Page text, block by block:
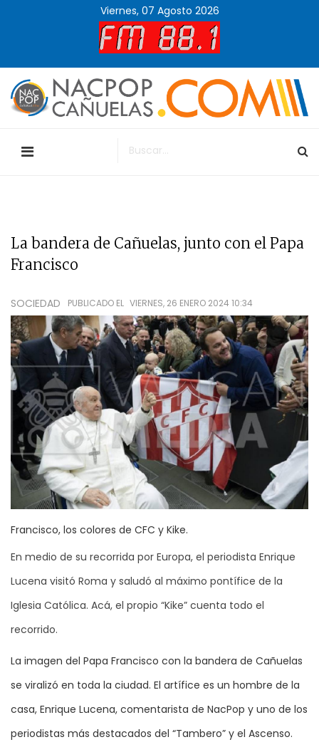
Viernes, 07 Agosto 2026
La bandera de Cañuelas, junto con el Papa
Francisco
SOCIEDAD PUBLICADO EL VIERNES, 26 ENERO 2024 10:34
Francisco, los colores de CFC y Kike.
En medio de su recorrida por Europa, el periodista Enrique
Lucena visitó Roma y saludó al máximo pontífice de la
Iglesia Católica. Acá, el propio “Kike” cuenta todo el
recorrido.
La imagen del Papa Francisco con la bandera de Cañuelas
se viralizó en toda la ciudad. El artífice es un hombre de la
casa, Enrique Lucena, comentarista de NacPop y uno de los
periodistas más destacados del “Tambero” y el Ascenso.